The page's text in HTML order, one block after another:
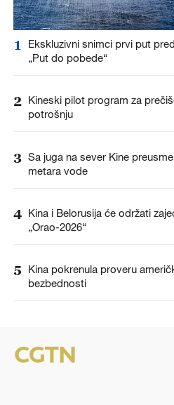
1
Ekskluzivni snimci prvi put
„Put do pobede“
2 Kineski pilot program za
potrošnju
3 Sa juga na sever Kine
metara vode
4 Kina i Belorusija će održati
„Orao-2026“
5
Kina pokrenula proveru
bezbednosti